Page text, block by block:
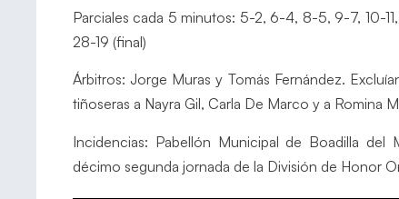
Parciales cada 5 minutos: 5-2, 6-4, 8-5, 9-7, 10-11,
28-19 (final)
Árbitros: Jorge Muras y Tomás Fernández.
tiñoseras a Nayra Gil, Carla De Marco y a Romina
Incidencias: Pabellón Municipal de Boadilla
décimo segunda jornada de la División de Honor